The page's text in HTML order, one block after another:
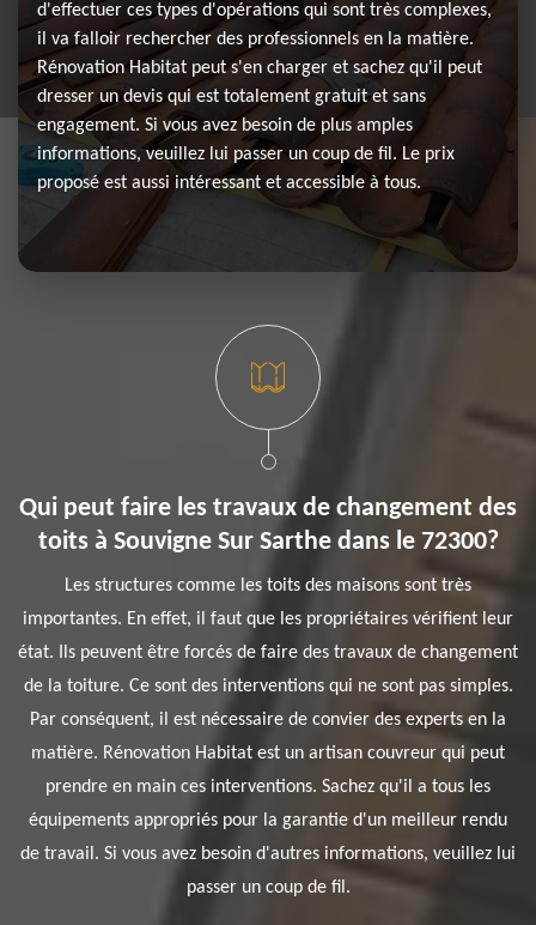
d'effectuer ces types d'opérations qui sont très complexes,
il va falloir rechercher des professionnels en la matière.
Rénovation Habitat peut s'en charger et sachez qu'il peut
dresser un devis qui est totalement gratuit et sans
engagement. Si vous avez besoin de plus amples
informations, veuillez lui passer un coup de fil. Le prix
proposé est aussi intéressant et accessible à tous.
Qui peut faire les travaux de changement des
toits à Souvigne Sur Sarthe dans le 72300?
Les structures comme les toits des maisons sont très
importantes. En effet, il faut que les propriétaires vérifient leur
état. Ils peuvent être forcés de faire des travaux de changement
de la toiture. Ce sont des interventions qui ne sont pas simples.
Par conséquent, il est nécessaire de convier des experts en la
matière. Rénovation Habitat est un artisan couvreur qui peut
prendre en main ces interventions. Sachez qu'il a tous les
équipements appropriés pour la garantie d'un meilleur rendu
de travail. Si vous avez besoin d'autres informations, veuillez lui
passer un coup de fil.